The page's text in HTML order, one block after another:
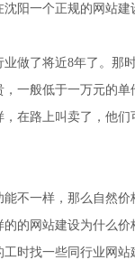
阳一个正规的网站
业做了将近8年了。
一般低于一万元的
在路上叫卖了，他们
不一样，那么自然
的网站建设为什么
时找一些同行业网